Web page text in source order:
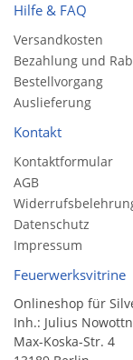
Hilfe & FAQ
Versandkosten
Bezahlung und
Bestellvorgang
Auslieferung
Kontakt
Kontaktformular
AGB
Datenschutz
Impressum
Feuerwerksvitrine
Onlineshop für
Inh.: Julius
Max-Koska-Str. 4